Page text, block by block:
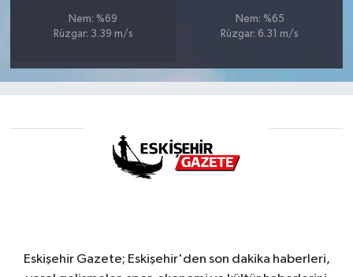
Nem: %69
Rüzgar: 3.39 m/s
Nem: %65
Rüzgar: 6.31 m/s
Eskişehir Gazete; Eskişehir'den son dakika haberleri,